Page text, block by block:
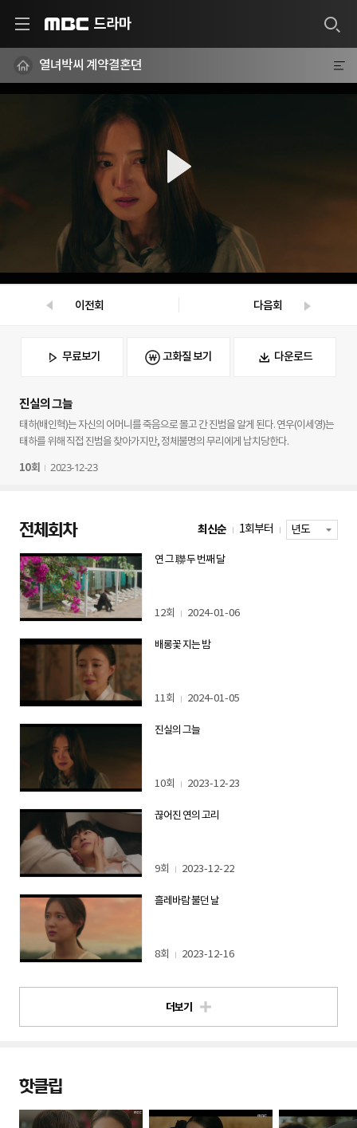
드라마
열녀박씨 계약결혼뎐
이전회 다음회
무료보기 고화질 보기 다운로드
진실의 그늘
태하(배인혁)는 자신의 어머니를 죽음으로 몰고 간 진범을 알게 된다. 연우(이세영)는
태하를 위해 직접 진범을 찾아가지만, 정체불명의 무리에게 납치당한다.
10회 2023-12-23
전체회차 최신순 1회부터
연 그 聯 두 번째 달
12회 2024-01-06
배롱꽃 지는 밤
11회 2024-01-05
진실의 그늘
10회 2023-12-23
끊어진 연의 고리
9회 2023-12-22
흘레바람 불던 날
8회 2023-12-16
더보기
핫클립